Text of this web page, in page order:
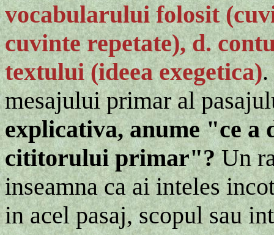
vocabularului folosit
cuvinte repetate), d.
textului (ideea exegetica).
mesajului primar al
explicativa, anume "ce a
cititorului primar"?Un
inseamna ca ai inteles
in acel pasaj, scopul sau